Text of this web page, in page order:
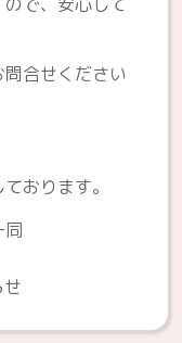
合せください
おります。
同